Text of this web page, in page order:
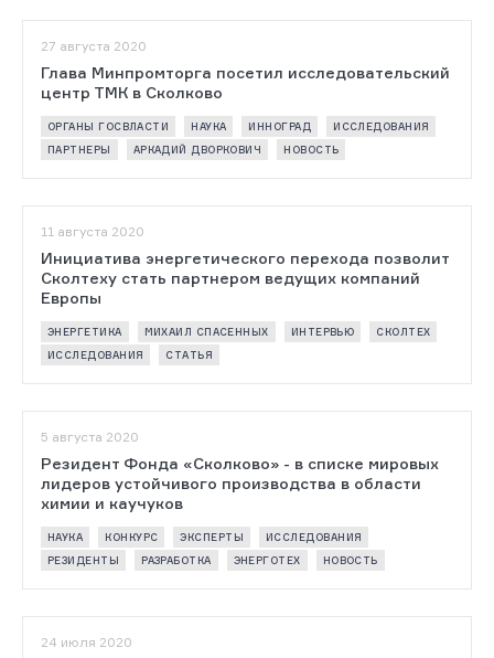
27 августа 2020
Глава Минпромторга посетил исследовательский
центр ТМК в Сколково
ОРГАНЫ ГОСВЛАСТИ НАУКА ИННОГРАД
ИССЛЕДОВАНИЯ
ПАРТНЕРЫ
АРКАДИЙ ДВОРКОВИЧ НОВОСТЬ
11 августа 2020
Инициатива энергетического перехода позволит
Сколтеху стать партнером ведущих компаний
Европы
ЭНЕРГЕТИКА МИХАИЛ СПАСЕННЫХ ИНТЕРВЬЮ
СКОЛТЕХ
ИССЛЕДОВАНИЯ
СТАТЬЯ
5 августа 2020
Резидент Фонда «Сколково» - в списке мировых
лидеров устойчивого производства в области
химии и каучуков
НАУКА КОНКУРС ЭКСПЕРТЫ
ИССЛЕДОВАНИЯ
РЕЗИДЕНТЫ
РАЗРАБОТКА ЭНЕРГОТЕХ НОВОСТЬ
24 июля 2020